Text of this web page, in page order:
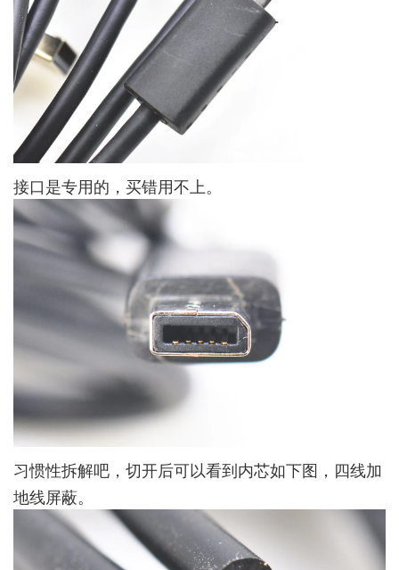
接口是专用的，买错用不上。
习惯性拆解吧，切开后可以看到内芯如下图，四线加
地线屏蔽。